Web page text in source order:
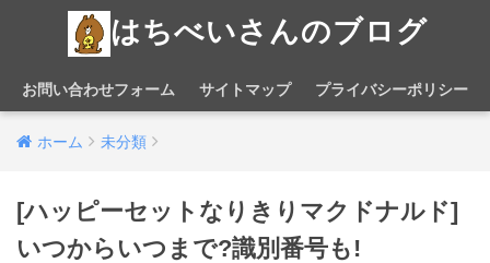
はちべいさんのブログ
お問い合わせフォーム サイトマップ プライバシーポリシー
ホーム 未分類
[ハッピーセットなりきりマクドナルド]
いつからいつまで?識別番号も!